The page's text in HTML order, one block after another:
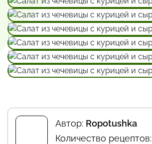
Автор: Ropotushka
Количество рецептов: